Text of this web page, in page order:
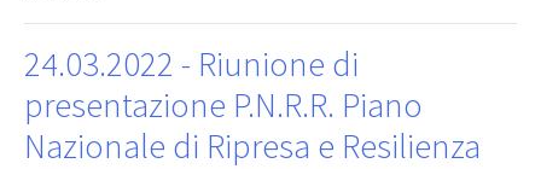
24.03.2022 - Riunione di
presentazione P.N.R.R. Piano
Nazionale di Ripresa e Resilienza